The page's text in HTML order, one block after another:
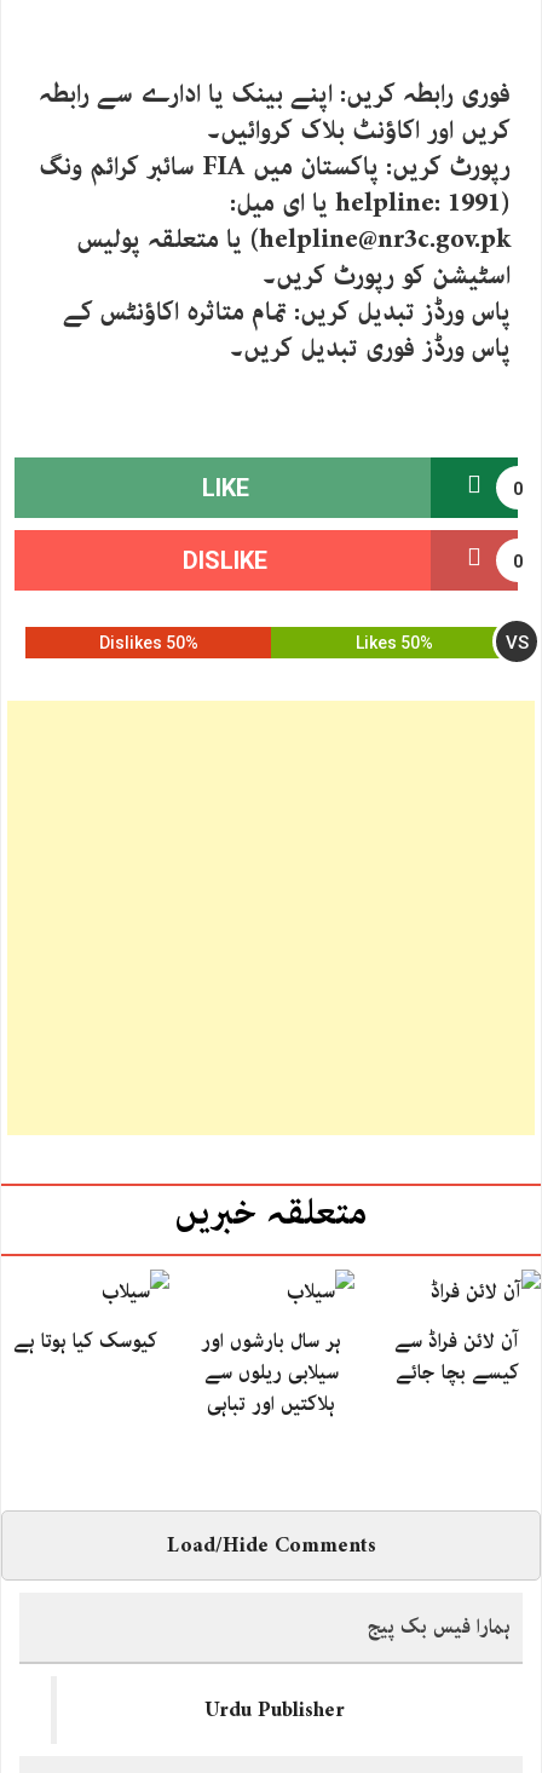
فوری رابطہ کریں: اپنے بینک یا ادارے سے رابطہ
کریں اور اکاؤنٹ بلاک کروائیں۔
رپورٹ کریں: پاکستان میں FIA سائبر کرائم ونگ
(helpline: 1991 یا ای میل:
helpline@nr3c.gov.pk) یا متعلقہ پولیس
اسٹیشن کو رپورٹ کریں۔
پاس ورڈز تبدیل کریں: تمام متاثرہ اکاؤنٹس کے
پاس ورڈز فوری تبدیل کریں۔
0
LIKE
0
DISLIKE
50% Likes VS
50% Dislikes
متعلقہ خبریں
آن لائن فراڈ سے
کیسے بچا جائے
ہر سال بارشوں اور
سیلابی ریلوں سے
ہلاکتیں اور تباہی
کیوسک کیا ہوتا ہے
Load/Hide Comments
ہمارا فیس بک پیج
Urdu Publisher